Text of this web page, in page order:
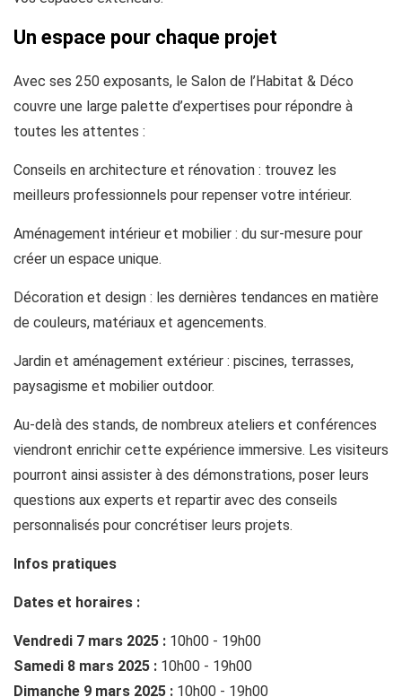
Un espace pour chaque projet
Avec ses 250 exposants, le Salon de l’Habitat & Déco
couvre une large palette d’expertises pour répondre à
toutes les attentes :
Conseils en architecture et rénovation : trouvez les
meilleurs professionnels pour repenser votre intérieur.
Aménagement intérieur et mobilier : du sur-mesure pour
créer un espace unique.
Décoration et design : les dernières tendances en matière
de couleurs, matériaux et agencements.
Jardin et aménagement extérieur : piscines, terrasses,
paysagisme et mobilier outdoor.
Au-delà des stands, de nombreux ateliers et conférences
viendront enrichir cette expérience immersive. Les visiteurs
pourront ainsi assister à des démonstrations, poser leurs
questions aux experts et repartir avec des conseils
personnalisés pour concrétiser leurs projets.
Infos pratiques
Dates et horaires :
Vendredi 7 mars 2025 : 10h00 - 19h00
Samedi 8 mars 2025 : 10h00 - 19h00
Dimanche 9 mars 2025 : 10h00 - 19h00